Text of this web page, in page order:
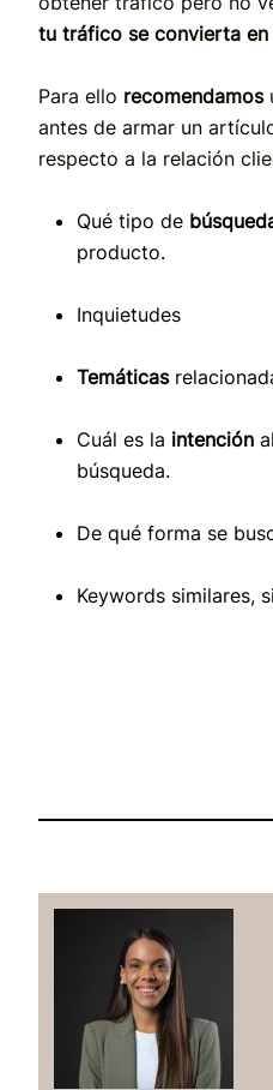
tu tráfico se convierta en
Para ello recomendamos
antes de armar un
respecto a la relación
Qué tipo de
producto.
Inquietudes
Temáticas
Cuál es la intención
búsqueda.
De qué forma se
Keywords similares,